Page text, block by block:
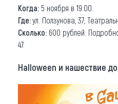
Когда: 5 ноября в 19:00.
Где:ул. Ползунова, 37,
Сколько: 600 рублей.
47.
Halloween и нашествие